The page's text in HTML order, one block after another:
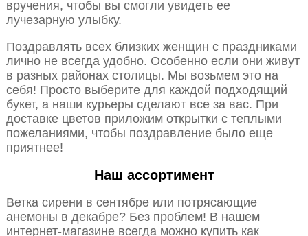
вручения, чтобы вы смогли увидеть ее
лучезарную улыбку.
Поздравлять всех близких женщин с праздниками
лично не всегда удобно. Особенно если они живут
в разных районах столицы. Мы возьмем это на
себя! Просто выберите для каждой подходящий
букет, а наши курьеры сделают все за вас. При
доставке цветов приложим открытки с теплыми
пожеланиями, чтобы поздравление было еще
приятнее!
Наш ассортимент
Ветка сирени в сентябре или потрясающие
анемоны в декабре? Без проблем! В нашем
интернет-магазине всегда можно купить как